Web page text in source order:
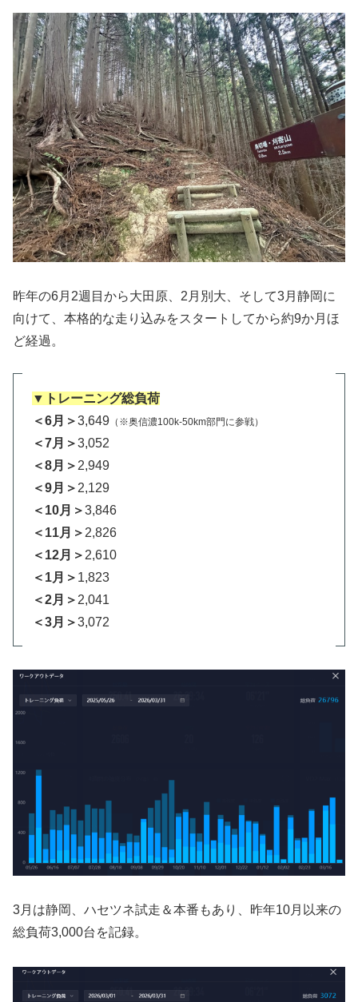
昨年の6月2週目から大田原、2月別大、そして3月静岡に
向けて、本格的な走り込みをスタートしてから約9か月ほ
ど経過。
▼トレーニング総負荷
＜6月＞3,649 （※奥信濃100k-50km部門に参戦）
＜7月＞3,052
＜8月＞2,949
＜9月＞2,129
＜10月＞3,846
＜11月＞2,826
＜12月＞2,610
＜1月＞ 1,823
＜2月＞2,041
＜3月＞3,072
3月は静岡、ハセツネ試走＆本番もあり、昨年10月以来の
総負荷3,000台を記録。